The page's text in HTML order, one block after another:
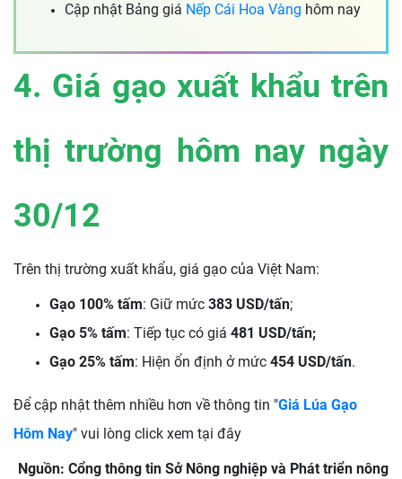
Cập nhật Bảng giá Nếp Cái Hoa Vàng hôm nay
4. Giá gạo xuất khẩu trên
thị trường hôm nay ngày
30/12
Trên thị trường xuất khẩu, giá gạo của Việt Nam:
Gạo 100% tấm: Giữ mức 383 USD/tấn;
Gạo 5% tấm: Tiếp tục có giá 481 USD/tấn;
Gạo 25% tấm: Hiện ổn định ở mức 454 USD/tấn.
Để cập nhật thêm nhiều hơn về thông tin "Giá Lúa Gạo
Hôm Nay" vui lòng click xem tại đây
Nguồn: Cổng thông tin Sở Nông nghiệp và Phát triển nông